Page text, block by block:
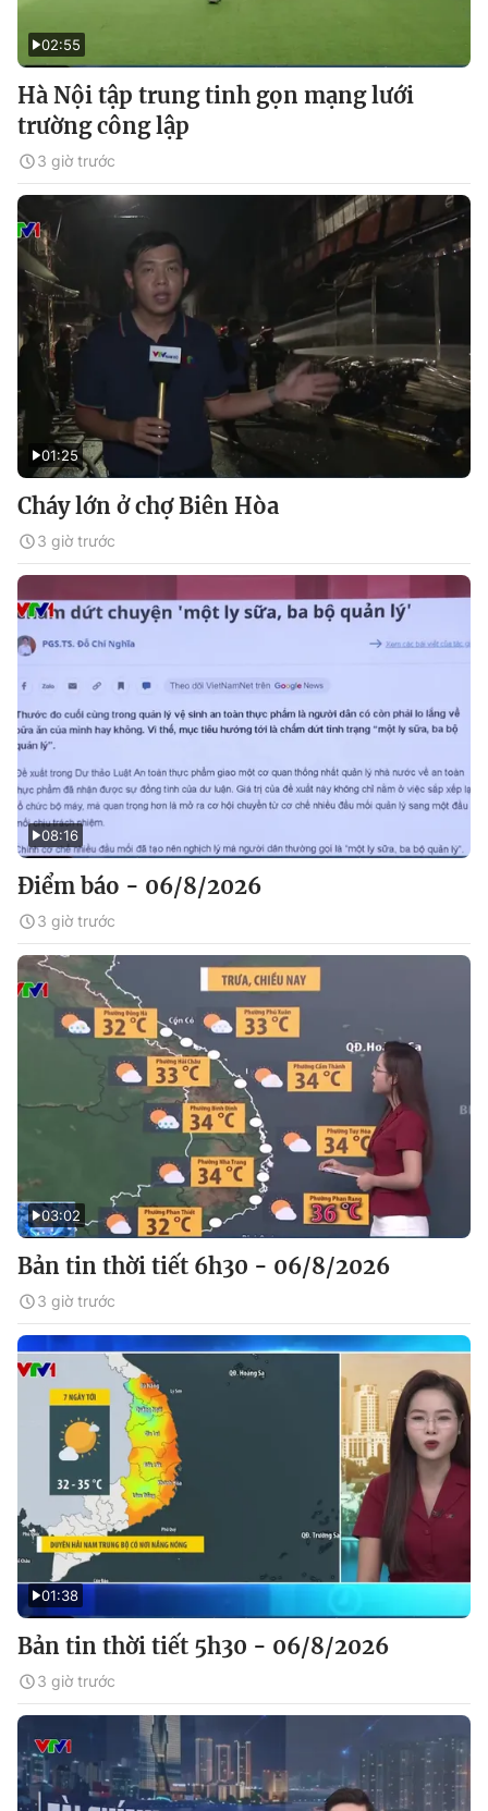
02:55
Hà Nội tập trung tinh gọn mạng lưới
trường công lập
3 giờ trước
01:25
Cháy lớn ở chợ Biên Hòa
3 giờ trước
08:16
Điểm báo - 06/8/2026
3 giờ trước
03:02
Bản tin thời tiết 6h30 - 06/8/2026
3 giờ trước
01:38
Bản tin thời tiết 5h30 - 06/8/2026
3 giờ trước